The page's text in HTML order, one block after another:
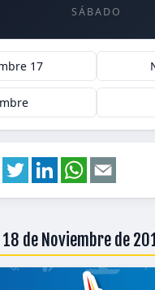
SÁBADO
17
de Noviembre de